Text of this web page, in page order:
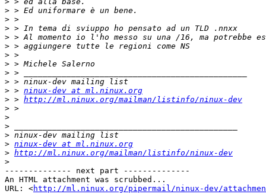
>
>
>
>
>
>
>
>
>
> > ninux-dev at ml.ninux.org
> > http://ml.ninux.org/mailman/listinfo/ninux-dev
>
>
>
>
> ninux-dev at ml.ninux.org
> http://ml.ninux.org/mailman/listinfo/ninux-dev
>
-------------- next part --------------
An HTML attachment was scrubbed...
URL: <http://ml.ninux.org/pipermail/ninux-dev/